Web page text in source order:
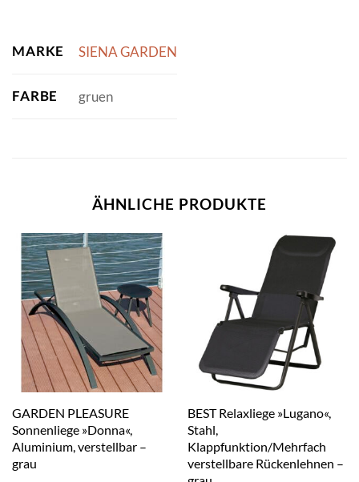
MARKE SIENA GARDEN
FARBE gruen
ÄHNLICHE PRODUKTE
GARDEN PLEASURE
Sonnenliege »Donna«,
Aluminium, verstellbar –
grau
BEST Relaxliege »Lugano«,
Stahl,
Klappfunktion/Mehrfach
verstellbare Rückenlehnen –